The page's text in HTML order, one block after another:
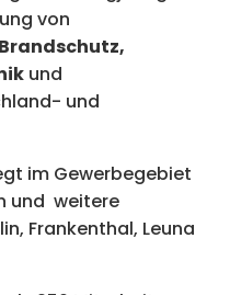
von
Brandschutz,
und
und
im Gewerbegebiet
und weitere
Frankenthal, Leuna